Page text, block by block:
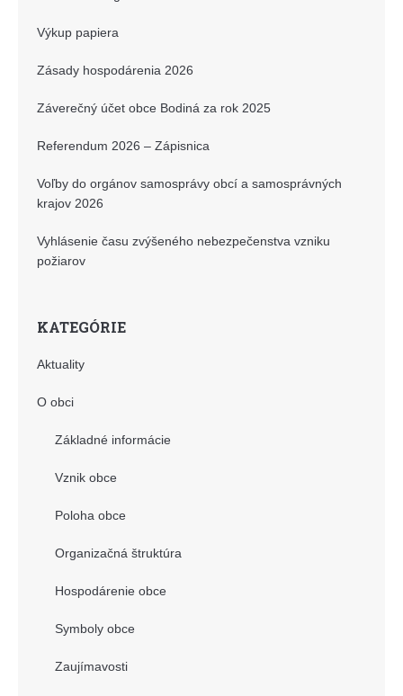
Výkup papiera
Zásady hospodárenia 2026
Záverečný účet obce Bodiná za rok 2025
Referendum 2026 – Zápisnica
Voľby do orgánov samosprávy obcí a samosprávných
krajov 2026
Vyhlásenie času zvýšeného nebezpečenstva vzniku
požiarov
KATEGÓRIE
Aktuality
O obci
Základné informácie
Vznik obce
Poloha obce
Organizačná štruktúra
Hospodárenie obce
Symboly obce
Zaujímavosti